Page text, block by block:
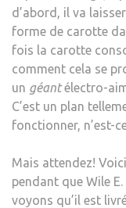
d’abord, il va
forme de carotte
fois la carotte
comment cela se
un géantélectro-
C’est un plan
fonctionner, n’est-
Mais attendez!
pendant que Wile
voyons qu’il est